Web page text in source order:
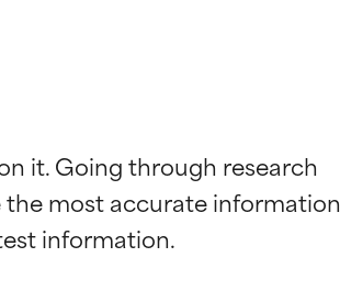
it. Going through research
the most accurate information